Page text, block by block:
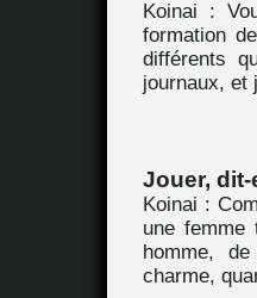
Koinai :
formation
différents
journaux,
Jouer, dit-
Koinai :
une femme
homme,
charme,